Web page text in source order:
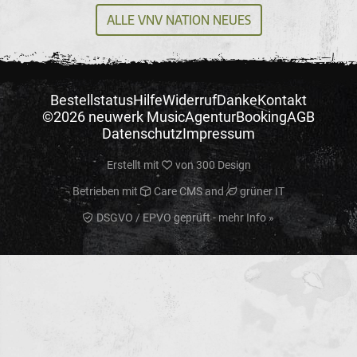
ALLE VNV NATION NEUES
BestellstatusHilfeWiderrufDankeKontakt
©2026 neuwerk MusicAgenturBookingAGB
DatenschutzImpressum
Erstellt mit von300 Design
Betrieben mit Care CMSand grüner IT
DSGVO / EPVO geprüft - mehr Info »